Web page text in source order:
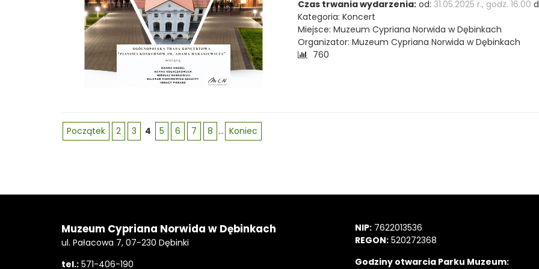
Czas trwania wydarzenia: od:31.05.2025 r., godz. 16.00
Kategoria: Koncert
Miejsce: Muzeum Cypriana Norwida w Dębinkach
Organizator: Muzeum Cypriana Norwida w Dębinkach
Liczba
760
Początek 2 3 4 5 6 7 8 ... Koniec
Adres
Muzeum Cypriana Norwida w Dębinkach
ul. Pałacowa 7, 07-230 Dębinki
tel.: 571-406-190
NIP:7622013536
REGON:520272368
Godziny otwarcia Parku Muzeum: